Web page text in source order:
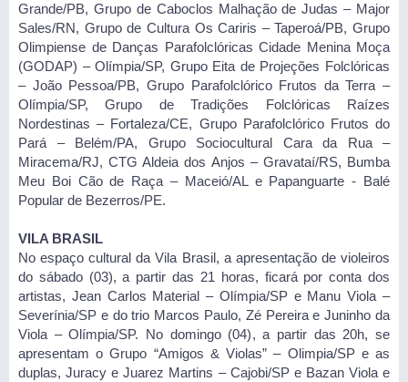
Grande/PB, Grupo de Caboclos Malhação de Judas – Major
Sales/RN, Grupo de Cultura Os Cariris – Taperoá/PB, Grupo
Olimpiense de Danças Parafolclóricas Cidade Menina Moça
(GODAP) – Olímpia/SP, Grupo Eita de Projeções Folclóricas
– João Pessoa/PB, Grupo Parafolclórico Frutos da Terra –
Olímpia/SP, Grupo de Tradições Folclóricas Raízes
Nordestinas – Fortaleza/CE, Grupo Parafolclórico Frutos do
Pará – Belém/PA, Grupo Sociocultural Cara da Rua –
Miracema/RJ, CTG Aldeia dos Anjos – Gravataí/RS, Bumba
Meu Boi Cão de Raça – Maceió/AL e Papanguarte - Balé
Popular de Bezerros/PE.
VILA BRASIL
No espaço cultural da Vila Brasil, a apresentação de violeiros
do sábado (03), a partir das 21 horas, ficará por conta dos
artistas, Jean Carlos Material – Olímpia/SP e Manu Viola –
Severínia/SP e do trio Marcos Paulo, Zé Pereira e Juninho da
Viola – Olímpia/SP. No domingo (04), a partir das 20h, se
apresentam o Grupo “Amigos & Violas” – Olimpia/SP e as
duplas, Juracy e Juarez Martins – Cajobi/SP e Bazan Viola e